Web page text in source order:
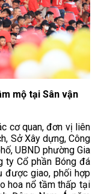
mộ tại Sân vận
cơ quan, đơn vị liên
Sở Xây dựng, Công
UBND phường Gia
ty Cổ phần Bóng đá
được giao, phối hợp
hoa nổ tầm thấp tại